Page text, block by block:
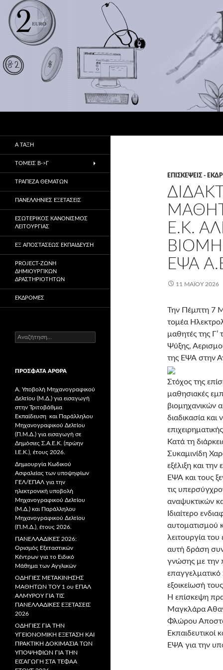
ΕΠΙΣΚΈΨΕΙΣ -
Ε.Κ.
ΕΨΑ
11 ΜΑΪ́ΟΥ 2026
Την Πέμπτη 7
τομέα
μαθητές της Γ’
Ψύξης,
της ΕΨΑ στην
Στόχος της
μαθησιακές
βιομηχανικών
διαδικασία και
Κατά τη
Συκαμινίδη
εξέλιξη και
ΕΨΑ και τους
τις
αναψυκτικών
Ιδιαίτερο
αυτοματισμού
λειτουργία
αυτή δράση
γνώσης με την
εξοικείωσή
Η επίσκεψη
Μαγκλάρα
Φλώρου
ΕΨΑ για την
Α ΤΑΞΗ
ΤΟΜΕΙΣ Β->Γ
ΤΡΑΠΕΖΑ ΘΕΜΑΤΩΝ
ΠΑΝΕΛΛΗΝΙΕΣ ΕΞΕΤΑΣΕΙΣ
ΕΣΩΤΕΡΙΚΌΣ ΚΑΝΟΝΙΣΜΌΣ
ΛΕΙΤΟΥΡΓΊΑΣ
ΕΞ ΑΠΟΣΤΆΣΕΩΣ ΕΚΠΑΊΔΕΥΣΗ
PROJECT-ΖΏΝΗ
ΔΗΜΙΟΥΡΓΙΚΏΝ
ΔΡΑΣΤΗΡΙΟΤΉΤΩΝ
ΕΚΔΡΟΜΈΣ
Α
ν
ή
η
σ
η
γ
ι
α
:
ΠΡΌΣΦΑΤΑ ΆΡΘΡΑ
Α. Υποβολή Μηχανογραφικού
Δελτίου (Μ.Δ.) για εισαγωγή
στην Τριτοβάθμια
Εκπαίδευση και Παράλληλου
Μηχανογραφικού Δελτίου
(Π.Μ.Δ.) για εισαγωγή σε
Δημόσιες Σ.Α.Ε.Κ. (πρώην
Ι.Ε.Κ.), έτους 2026.
Δημιουργία Κωδικού
Ασφαλείας των υποψηφίων
ΓΕΛ/ΕΠΑΛ για την
ηλεκτρονική υποβολή
Μηχανογραφικού Δελτίου
(Μ.Δ.) και Παράλληλου
Μηχανογραφικού Δελτίου
(Π.Μ.Δ.), έτους 2026.
ΠΑΝΕΛΛΑΔΙΚΕΣ 2026:
Ορισμός Εξεταστικών
Κέντρων για το Ειδικό
Μάθημα των Αγγλικών
ΟΔΗΓΙΕΣ ΜΕΤΑΚΙΝΗΣΗΣ
ΜΑΘΗΤΩΝ ΤΟΥ 1 ου ΕΠΑΛ
ΑΛΜΥΡΟΥ ΓΙΑ ΤΙΣ
ΠΑΝΕΛΛΑΔΙΚΕΣ ΕΞΕΤΑΣΕΙΣ
2026
ΟΔΗΓΙΕΣ ΓΙΑ ΤΗΝ
ΥΓΕΙΟΝΟΜΙΚΗ ΕΞΕΤΑΣΗ ΚΑΙ
ΠΡΑΚΤΙΚΗ ΔΟΚΙΜΑΣΙΑ ΤΩΝ
ΥΠΟΨΗΦΙΩΝ ΓΙΑ ΤΗΝ
ΕΙΣΑΓΩΓΗ ΣΤΑ ΤΕΦΑΑ